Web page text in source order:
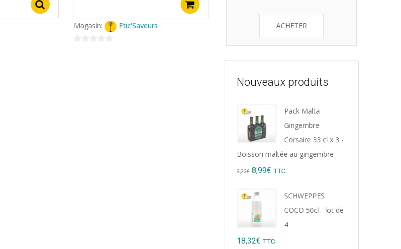
Magasin: Etic'Saveurs ACHETER
Nouveaux produits
Pack Malta
Gingembre
Corsaire 33 cl x 3 -
Boisson maltée au gingembre
9,22€ Original
was:
9,22€.
8,99€ Current
TTC
SCHWEPPES
COCO 50cl - lot de
4
18,32€ TTC